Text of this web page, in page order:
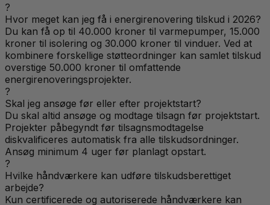
?
Hvor meget kan jeg få i energirenovering tilskud i 2026?
Du kan få op til 40.000 kroner til varmepumper, 15.000
kroner til isolering og 30.000 kroner til vinduer. Ved at
kombinere forskellige støtteordninger kan samlet tilskud
overstige 50.000 kroner til omfattende
energirenoveringsprojekter.
?
Skal jeg ansøge før eller efter projektstart?
Du skal altid ansøge og modtage tilsagn før projektstart.
Projekter påbegyndt før tilsagnsmodtagelse
diskvalificeres automatisk fra alle tilskudsordninger.
Ansøg minimum 4 uger før planlagt opstart.
?
Hvilke håndværkere kan udføre tilskudsberettiget
arbejde?
Kun certificerede og autoriserede håndværkere kan